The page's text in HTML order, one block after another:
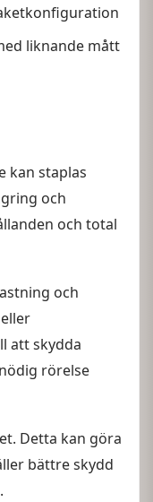
liknande mått
kan staplas
och
och total
och
att skydda
rörelse
Detta kan göra
bättre skydd